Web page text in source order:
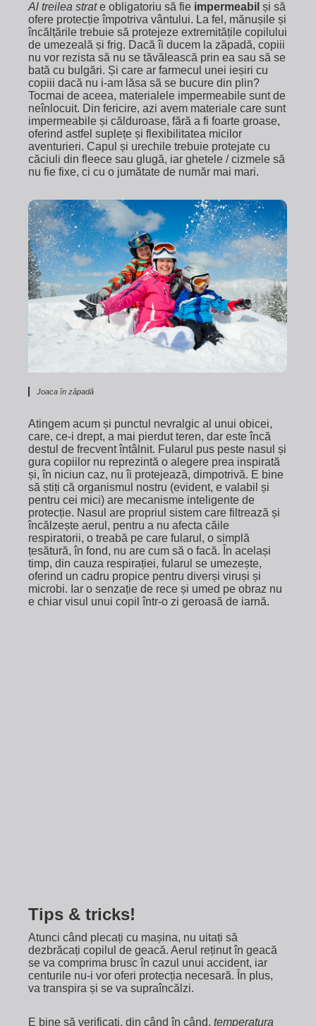
Al treilea strate obligatoriu să fie impermeabil și să
ofere protecție împotriva vântului. La fel, mănușile și
încălțările trebuie să protejeze extremitățile copilului
de umezeală și frig. Dacă îi ducem la zăpadă, copiii
nu vor rezista să nu se tăvălească prin ea sau să se
bată cu bulgări. Și care ar farmecul unei ieșiri cu
copiii dacă nu i-am lăsa să se bucure din plin?
Tocmai de aceea, materialele impermeabile sunt de
neînlocuit. Din fericire, azi avem materiale care sunt
impermeabile și călduroase, fără a fi foarte groase,
oferind astfel suplețe și flexibilitatea micilor
aventurieri. Capul și urechile trebuie protejate cu
căciuli din fleece sau glugă, iar ghetele / cizmele să
nu fie fixe, ci cu o jumătate de număr mai mari.
Joaca în zăpadă
Atingem acum și punctul nevralgic al unui obicei,
care, ce-i drept, a mai pierdut teren, dar este încă
destul de frecvent întâlnit. Fularul pus peste nasul și
gura copiilor nu reprezintă o alegere prea inspirată
și, în niciun caz, nu îi protejează, dimpotrivă. E bine
să știți că organismul nostru (evident, e valabil și
pentru cei mici) are mecanisme inteligente de
protecție. Nasul are propriul sistem care filtrează și
încălzește aerul, pentru a nu afecta căile
respiratorii, o treabă pe care fularul, o simplă
țesătură, în fond, nu are cum să o facă. În același
timp, din cauza respirației, fularul se umezește,
oferind un cadru propice pentru diverși viruși și
microbi. Iar o senzație de rece și umed pe obraz nu
e chiar visul unui copil într-o zi geroasă de iarnă.
Tips & tricks!
Atunci când plecați cu mașina, nu uitați să
dezbrăcați copilul de geacă. Aerul reținut în geacă
se va comprima brusc în cazul unui accident, iar
centurile nu-i vor oferi protecția necesară. În plus,
va transpira și se va supraîncălzi.
E bine să verificați, din când în când, temperatura